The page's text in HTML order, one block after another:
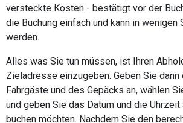
versteckte Kosten - bestätigt vor der
die Buchung einfach und kann in wenigen
werden.
Alles was Sie tun müssen, ist Ihren
Zieladresse einzugeben. Geben Sie dann
Fahrgäste und des Gepäcks an, wählen
und geben Sie das Datum und die Uhrzeit
buchen möchten. Nachdem Sie den